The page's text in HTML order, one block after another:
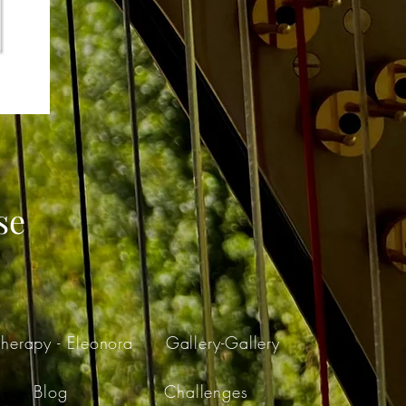
- Eleonora Gallery-Gallery
Blog Challenges